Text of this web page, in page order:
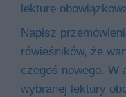
lekturę
Napisz
rówieśników, że
czegoś nowego. W
wybranej lektury